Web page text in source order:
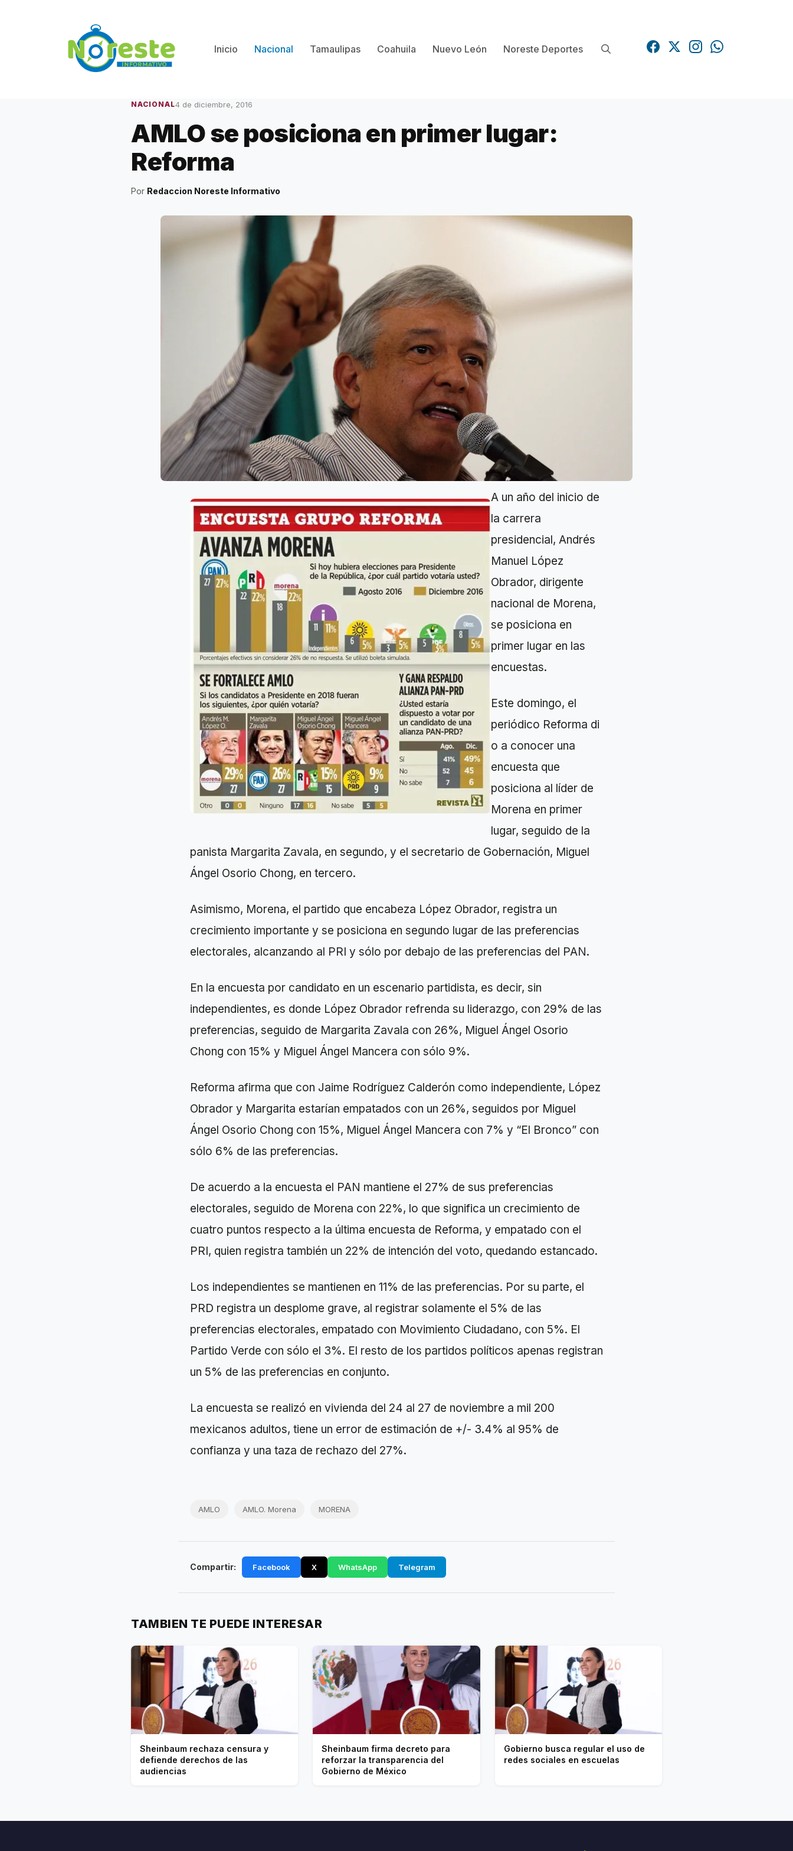
Inicio
Nacional Tamaulipas Coahuila Nuevo León Noreste Deportes
NACIONAL4 de diciembre, 2016
AMLO se posiciona en primer lugar:
Reforma
Por Redaccion Noreste Informativo
A un año del inicio de
la carrera
presidencial, Andrés
Manuel López
Obrador, dirigente
nacional de Morena,
se posiciona en
primer lugar en las
encuestas.
Este domingo, el
periódico Reforma di
o a conocer una
encuesta que
posiciona al líder de
Morena en primer
lugar, seguido de la
panista Margarita Zavala, en segundo, y el secretario de Gobernación, Miguel
Ángel Osorio Chong, en tercero.
Asimismo, Morena, el partido que encabeza López Obrador, registra un
crecimiento importante y se posiciona en segundo lugar de las preferencias
electorales, alcanzando al PRI y sólo por debajo de las preferencias del PAN.
En la encuesta por candidato en un escenario partidista, es decir, sin
independientes, es donde López Obrador refrenda su liderazgo, con 29% de las
preferencias, seguido de Margarita Zavala con 26%, Miguel Ángel Osorio
Chong con 15% y Miguel Ángel Mancera con sólo 9%.
Reforma afirma que con Jaime Rodríguez Calderón como independiente, López
Obrador y Margarita estarían empatados con un 26%, seguidos por Miguel
Ángel Osorio Chong con 15%, Miguel Ángel Mancera con 7% y “El Bronco” con
sólo 6% de las preferencias.
De acuerdo a la encuesta el PAN mantiene el 27% de sus preferencias
electorales, seguido de Morena con 22%, lo que significa un crecimiento de
cuatro puntos respecto a la última encuesta de Reforma, y empatado con el
PRI, quien registra también un 22% de intención del voto, quedando estancado.
Los independientes se mantienen en 11% de las preferencias. Por su parte, el
PRD registra un desplome grave, al registrar solamente el 5% de las
preferencias electorales, empatado con Movimiento Ciudadano, con 5%. El
Partido Verde con sólo el 3%. El resto de los partidos políticos apenas registran
un 5% de las preferencias en conjunto.
La encuesta se realizó en vivienda del 24 al 27 de noviembre a mil 200
mexicanos adultos, tiene un error de estimación de +/- 3.4% al 95% de
confianza y una taza de rechazo del 27%.
AMLO AMLO. Morena MORENA
Compartir: Facebook X WhatsApp Telegram
TAMBIEN TE PUEDE INTERESAR
Sheinbaum rechaza censura y
defiende derechos de las
audiencias
Sheinbaum firma decreto para
reforzar la transparencia del
Gobierno de México
Gobierno busca regular el uso de
redes sociales en escuelas